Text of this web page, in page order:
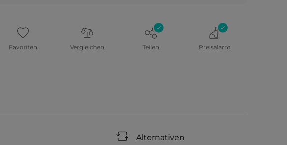
Favoriten Vergleichen Teilen Preisalarm
Alternativen